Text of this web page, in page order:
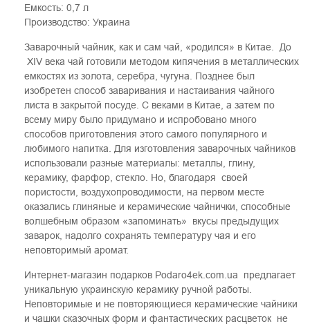
Емкость: 0,7 л
Производство: Украина
Заварочный чайник, как и сам чай, «родился» в Китае. До
ХIV века чай готовили методом кипячения в металлических
емкостях из золота, серебра, чугуна. Позднее был
изобретен способ заваривания и настаивания чайного
листа в закрытой посуде. С веками в Китае, а затем по
всему миру было придумано и испробовано много
способов приготовления этого самого популярного и
любимого напитка. Для изготовления заварочных чайников
использовали разные материалы: металлы, глину,
керамику, фарфор, стекло. Но, благодаря своей
пористости, воздухопроводимости, на первом месте
оказались глиняные и керамические чайнички, способные
волшебным образом «запоминать» вкусы предыдущих
заварок, надолго сохранять температуру чая и его
неповторимый аромат.
Интернет-магазин подарков Podaro4ek.com.ua предлагает
уникальную украинскую керамику ручной работы.
Неповторимые и не повторяющиеся керамические чайники
и чашки сказочных форм и фантастических расцветок не